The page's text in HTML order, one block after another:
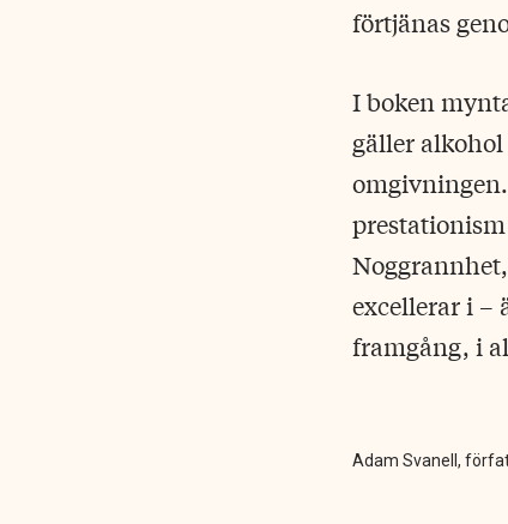
förtjänas
I boken
gäller
excellerar i –
framgång, i
Adam Svanell,